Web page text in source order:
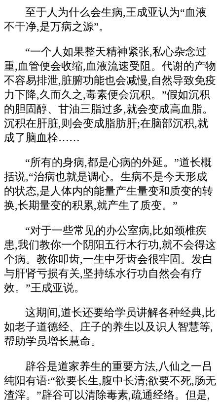
至于人为什么会生病,王成亚认为“血液
不干净,是万病之源”。
“一个人如果整天精神紧张,私心杂念过
重,血管便会收缩,血液流速受阻。代谢的产物
不容易排泄,脏腑功能也会减慢,自然导致免疫
力下降,久而久之,毒素便会沉积。”假如沉积
的胆固醇、甘油三脂过多,就会变成高血脂。
沉积在肝脏,则会变成脂肪肝;在脑部沉积,就
成了脑血栓……
“所有的身病,都是心病的外延。”道长概
括说,“治病也就是调心。生病不是今天形成
的状态,是人体内的能量产生量变和质变的转
换,长期量变的积累,就产生了质变。”
“对于一些常见的办公室病,比如颈椎疾
患,我们教你一个阴阳五行木行功,就不会得这
个病。教你叩齿,一生中牙齿会很牢固。发白
与肝肾亏损有关,坚持练水行功自然会有疗
效。”王成亚说。
这期间,道长还要给学员讲解各种经典,比
如老子道德经、庄子的养生以及识人智慧等,
帮助学员增长慧命。
辟谷是道家养生的重要方法,八仙之一吕
纯阳有语:“欲要长生,腹中长清;欲要不死,肠无
渣滓。”辟谷可以清除毒素,疏通经络。但是,